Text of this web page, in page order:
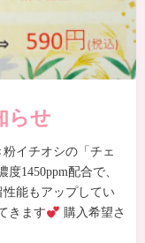
らせ
イチオシの「チェ
度1450ppm配合で、
能もアップしてい
きます
購入希望さ